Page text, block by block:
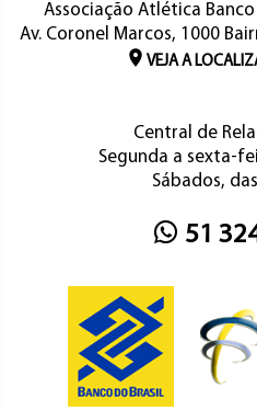
Associação Atlética
Av. Coronel Marcos, 1000
VEJA A
Central de
Segunda a sexta-
Sábados,
51